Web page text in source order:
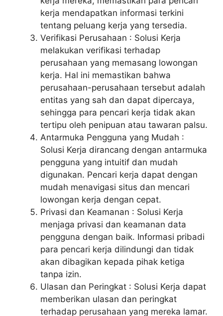
kerja mendapatkan informasi terkini
tentang peluang kerja yang tersedia.
Verifikasi Perusahaan : Solusi Kerja
melakukan verifikasi terhadap
perusahaan yang memasang lowongan
kerja. Hal ini memastikan bahwa
perusahaan-perusahaan tersebut adalah
entitas yang sah dan dapat dipercaya,
sehingga para pencari kerja tidak akan
tertipu oleh penipuan atau tawaran palsu.
Antarmuka Pengguna yang Mudah :
Solusi Kerja dirancang dengan antarmuka
pengguna yang intuitif dan mudah
digunakan. Pencari kerja dapat dengan
mudah menavigasi situs dan mencari
lowongan kerja dengan cepat.
Privasi dan Keamanan : Solusi Kerja
menjaga privasi dan keamanan data
pengguna dengan baik. Informasi pribadi
para pencari kerja dilindungi dan tidak
akan dibagikan kepada pihak ketiga
tanpa izin.
Ulasan dan Peringkat : Solusi Kerja dapat
memberikan ulasan dan peringkat
terhadap perusahaan yang mereka lamar.